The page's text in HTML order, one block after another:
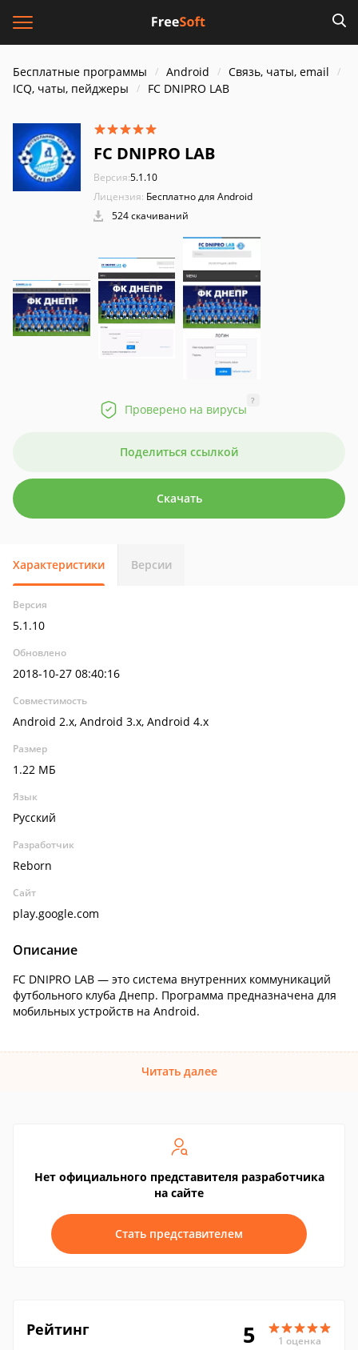
Бесплатные программы Android
Связь, чаты, email
ICQ, чаты, пейджеры
FC DNIPRO LAB
FC DNIPRO LAB
Версия:5.1.10
Лицензия: Бесплатно для Android
524 скачиваний
Проверено на вирусы
?
Поделиться ссылкой
Скачать
Характеристики Версии
Версия
5.1.10
Обновлено
2018-10-27 08:40:16
Совместимость
Android 2.x, Android 3.x, Android 4.x
Размер
1.22 МБ
Язык
Русский
Разработчик
Reborn
Сайт
play.google.com
Описание
FC DNIPRO LAB — это система внутренних коммуникаций
футбольного клуба Днепр. Программа предназначена для
мобильных устройств на Android.
Читать далее
Нет официального представителя разработчика
на сайте
Стать представителем
Рейтинг 5 1 оценка